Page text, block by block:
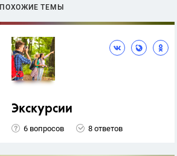
ПОХОЖИЕ ТЕМЫ
Экскурсии
6 вопросов 8 ответов